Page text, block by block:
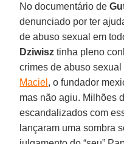
No documentário de
denunciado por ter
de abuso sexual em
Dziwisz tinha pleno
crimes de abuso
Maciel , o fundador
mas não agiu. Milhões
escandalizados com
lançaram uma sombra